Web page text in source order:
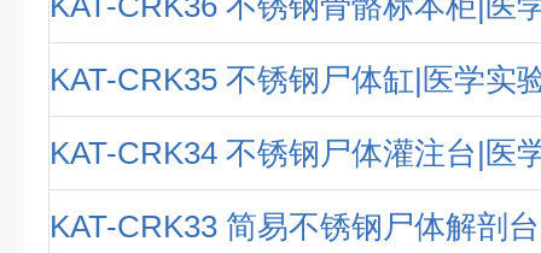
KAT-CRK35 不锈钢尸体缸|医学实
KAT-CRK34 不锈钢尸体灌注台|医
KAT-CRK33 简易不锈钢尸体解剖